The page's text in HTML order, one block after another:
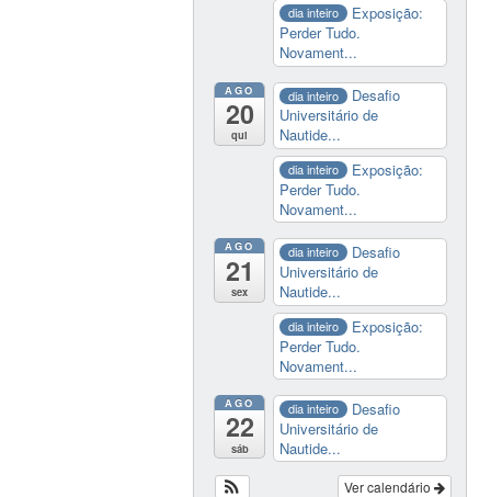
dia inteiro
Exposição:
Perder Tudo.
Novament...
AGO
20
qui
dia inteiro
Desafio
Universitário de
Nautide...
dia inteiro
Exposição:
Perder Tudo.
Novament...
AGO
21
sex
dia inteiro
Desafio
Universitário de
Nautide...
dia inteiro
Exposição:
Perder Tudo.
Novament...
AGO
22
sáb
dia inteiro
Desafio
Universitário de
Nautide...
Ver calendário